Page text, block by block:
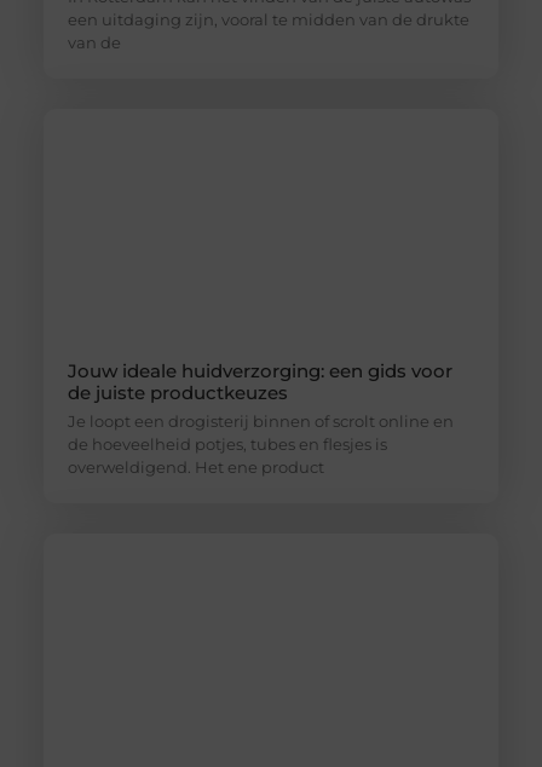
een uitdaging zijn, vooral te midden van de drukte
van de
Jouw ideale huidverzorging: een gids voor
de juiste productkeuzes
Je loopt een drogisterij binnen of scrolt online en
de hoeveelheid potjes, tubes en flesjes is
overweldigend. Het ene product